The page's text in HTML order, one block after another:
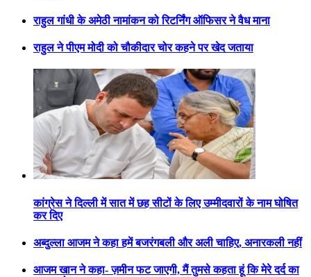
राहुल गांधी के अमेठी नामांकन को रिटर्निंग ऑफिसर ने वैध माना
राहुल ने पीएम मोदी को चौकीदार चोर कहने पर खेद जताया
कांग्रेस ने दिल्ली में सात में छह सीटों के लिए उम्मीदवारों के नाम घोषित
कर दिए
अब्दुल्ला आजम ने कहा हमें बजरंगबली और अली चाहिए, अनारकली नहीं
आजम खान ने कहा- ज़मीन फट जाएगी, मैं तुमसे कहता हूं कि मेरे दर्द का